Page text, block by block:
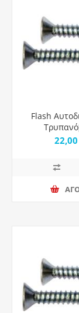
Flash
Τετράγωνη